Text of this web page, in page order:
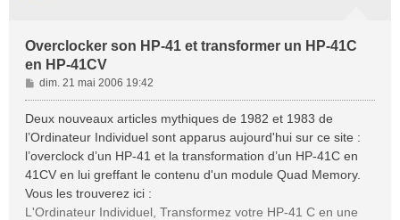
Overclocker son HP-41 et transformer un HP-41C
en HP-41CV
M
e
s
s
g
e
dim. 21 mai 2006 19:42
Deux nouveaux articles mythiques de 1982 et 1983 de
l’Ordinateur Individuel sont apparus aujourd'hui sur ce site :
l’overclock d’un HP-41 et la transformation d’un HP-41C en
41CV en lui greffant le contenu d'un module Quad Memory.
Vous les trouverez ici :
L'Ordinateur Individuel, Transformez votre HP-41 C en une